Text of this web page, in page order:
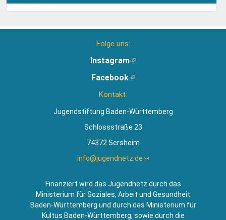
Folge uns:
Instagram(Link
extern)
Facebook(Link
Kontakt:
Jugendstiftung Baden-Württemberg
Schlossstraße 23
74372 Sersheim
info@jugendnetz.de(Link
Mail)
Finanziert wird das Jugendnetz durch das
Ministerium für Soziales, Arbeit und Gesundheit
Baden-Württemberg und durch das Ministerium für
Kultus Baden-Württemberg, sowie durch die